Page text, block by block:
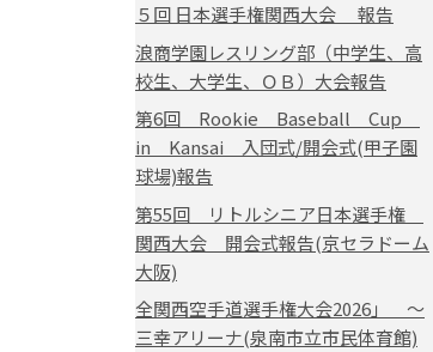
５回 日本選手権関西大会 報告
浪商学園レスリング部（中学生、高
校生、大学生、ＯＢ）大会報告
第6回 Rookie Baseball Cup
in Kansai 入団式/開会式(甲子園
球場)報告
第55回 リトルシニア日本選手権
関西大会 開会式報告(京セラドーム
大阪)
全関西空手道選手権大会2026」 ～
三幸アリーナ(泉南市立市民体育館)